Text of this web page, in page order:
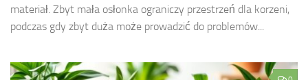
materiał. Zbyt mała osłonka ograniczy przestrzeń dla korzeni,
podczas gdy zbyt duża może prowadzić do problemów...